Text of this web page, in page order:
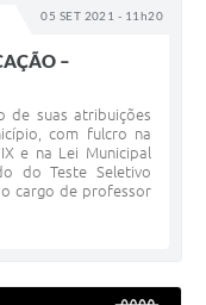
05 SET 2021 - 11h20
–
de suas atribuições
com fulcro na
e na Lei Municipal
do Teste Seletivo
cargo de professor